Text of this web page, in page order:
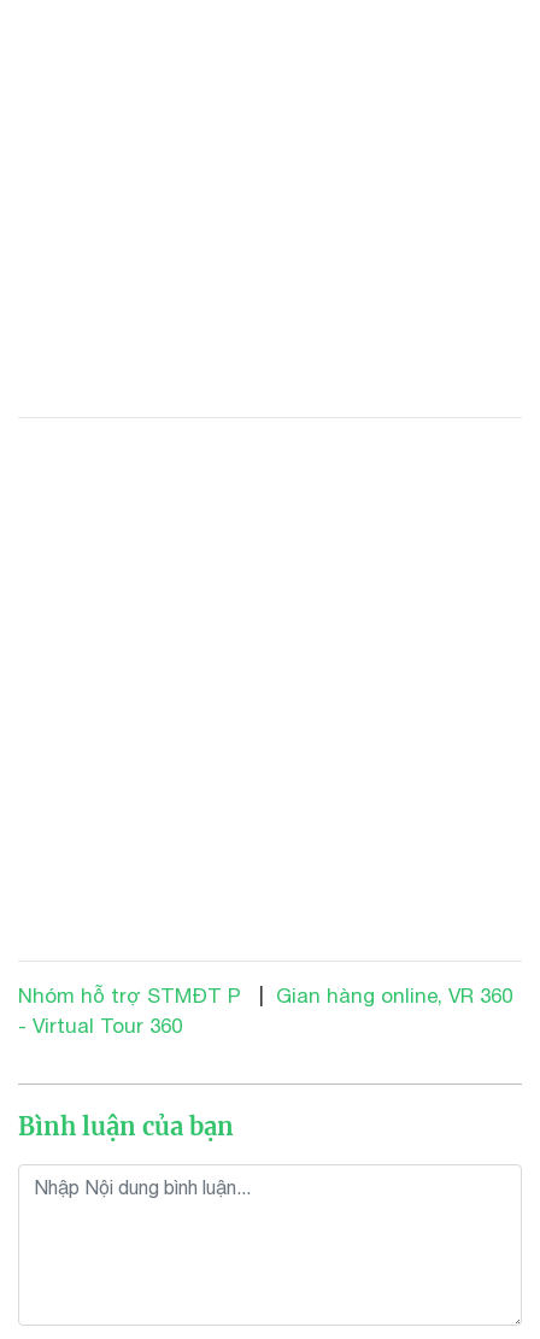
Nhóm hỗ trợ STMĐT P
Gian hàng online, VR 360
- Virtual Tour 360
Bình luận của bạn